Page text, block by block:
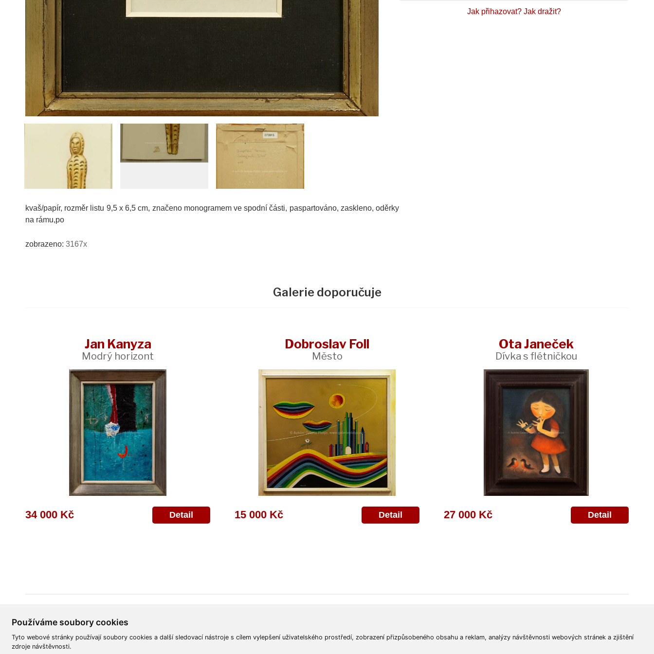
Používáme soubory cookies
Tyto webové stránky používají soubory cookies a další sledovací nástroje s cílem vylepšení uživatelského prostředí, zobrazení přizpůsobeného obsahu a reklam, analýzy návštěvnosti webových stránek a zjištění
zdroje návštěvnosti.
kvaš/papír, rozměr listu 9,5 x 6,5 cm, značeno monogramem ve spodní části, paspartováno, zaskleno, oděrky
na rámu,po
zobrazeno: 3167x
Jak přihazovat? Jak dražit?
Galerie doporučuje
Jan Kanyza
Modrý horizont
34 000 Kč Detail
Dobroslav Foll
Město
15 000 Kč Detail
Ota Janeček
Dívka s flétničkou
27 000 Kč Detail